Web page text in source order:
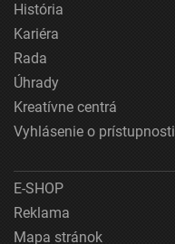
História
Kariéra
Rada
Úhrady
Kreatívne centrá
Vyhlásenie o prístupnosti
E-SHOP
Reklama
Mapa stránok